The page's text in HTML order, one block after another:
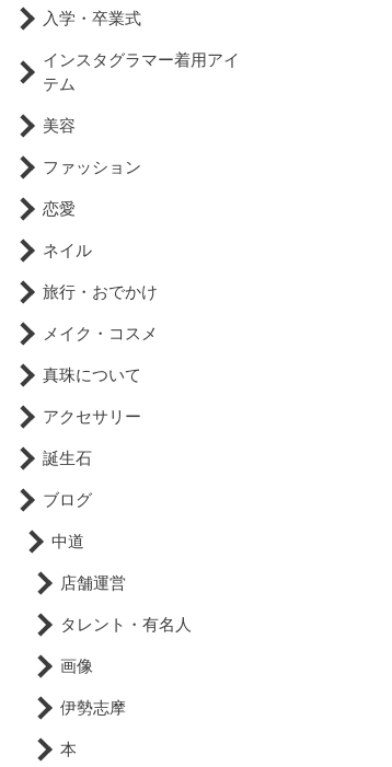
入学・卒業式
インスタグラマー着用アイ
テム
美容
ファッション
恋愛
ネイル
旅行・おでかけ
メイク・コスメ
真珠について
アクセサリー
誕生石
ブログ
中道
店舗運営
タレント・有名人
画像
伊勢志摩
本